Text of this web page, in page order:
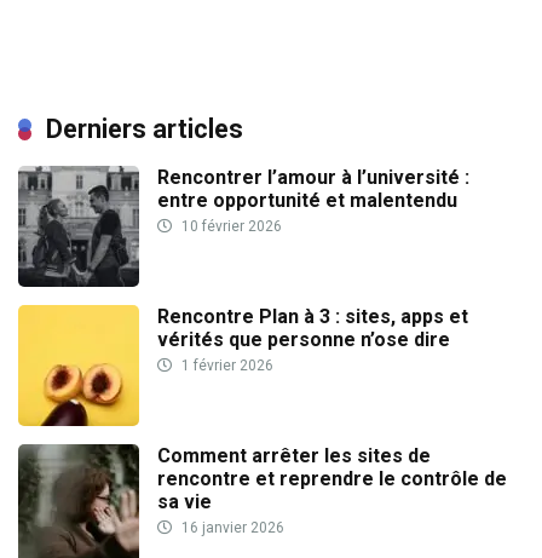
Derniers articles
Rencontrer l’amour à l’université :
entre opportunité et malentendu
10 février 2026
Rencontre Plan à 3 : sites, apps et
vérités que personne n’ose dire
1 février 2026
Comment arrêter les sites de
rencontre et reprendre le contrôle de
sa vie
16 janvier 2026